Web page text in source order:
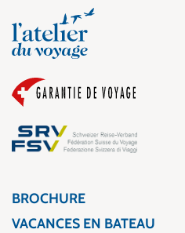
BROCHURE
VACANCES EN BATEAU